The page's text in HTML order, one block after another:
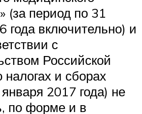
(за период по 31
года включительно) и
с
Российской
и сборах
2017 года) не
по форме и в